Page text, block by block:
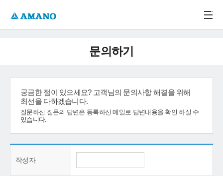
문의하기
궁금한 점이 있으세요? 고객님의 문의사항 해결을 위해
최선을 다하겠습니다.
질문하신 질문의 답변은 등록하신 메일로 답변내용을 확인 하실 수
있습니다.
작성자